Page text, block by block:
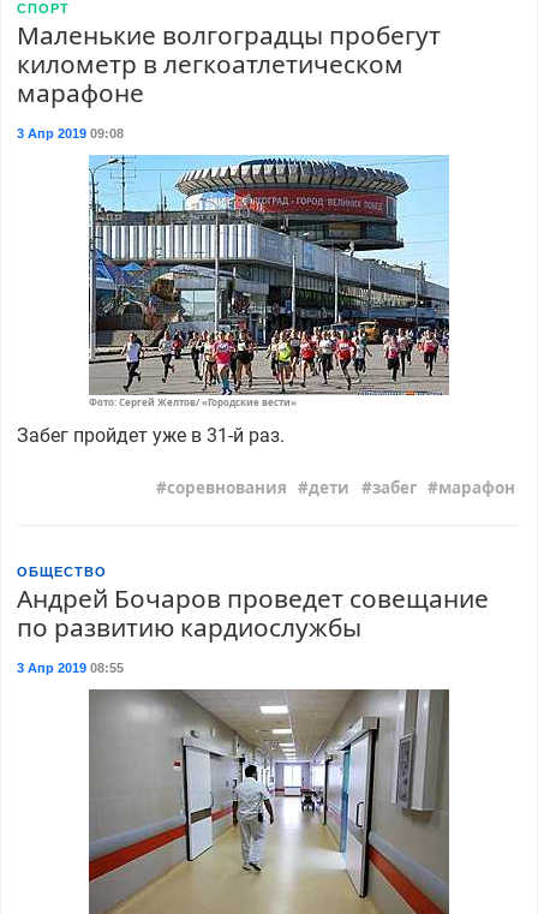
СПОРТ
Маленькие волгоградцы пробегут
километр в легкоатлетическом
марафоне
3 Апр 201909:08
Фото: Сергей Желтов/ «Городские вести»
Забег пройдет уже в 31-й раз.
соревнования дети забег марафон
ОБЩЕСТВО
Андрей Бочаров проведет совещание
по развитию кардиослужбы
3 Апр 201908:55